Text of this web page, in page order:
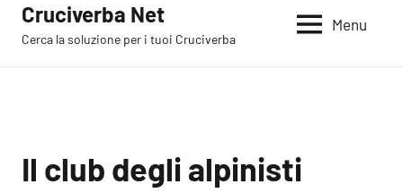
contenuto
Cruciverba Net
Cerca la soluzione per i tuoi Cruciverba
Menu
Il club degli alpinisti